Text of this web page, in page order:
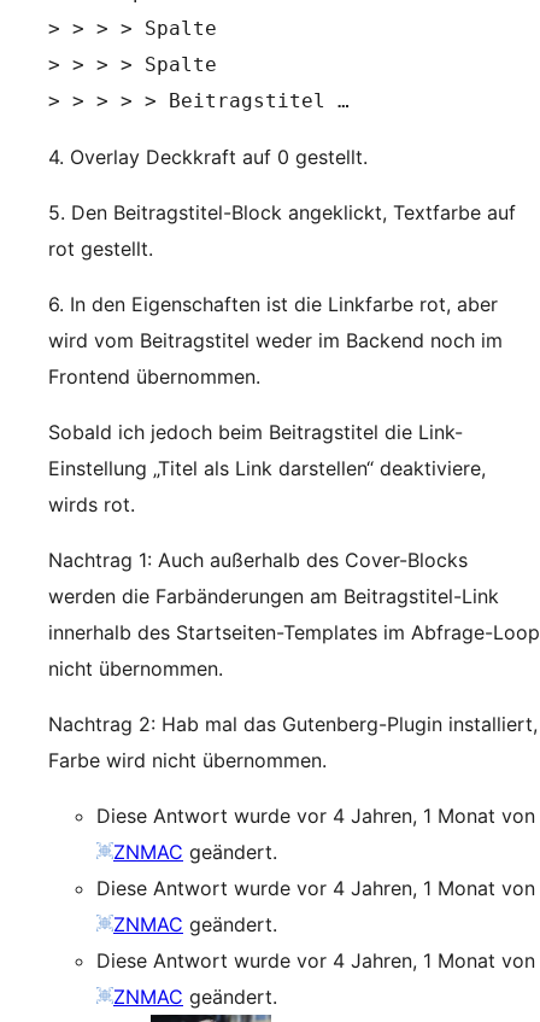
> > > > Spalte
> > > > Spalte
> > > > > Beitragstitel …
4. Overlay Deckkraft auf 0 gestellt.
5. Den Beitragstitel-Block angeklickt, Textfarbe auf
rot gestellt.
6. In den Eigenschaften ist die Linkfarbe rot, aber
wird vom Beitragstitel weder im Backend noch im
Frontend übernommen.
Sobald ich jedoch beim Beitragstitel die Link-
Einstellung „Titel als Link darstellen“ deaktiviere,
wirds rot.
Nachtrag 1: Auch außerhalb des Cover-Blocks
werden die Farbänderungen am Beitragstitel-Link
innerhalb des Startseiten-Templates im Abfrage-Loop
nicht übernommen.
Nachtrag 2: Hab mal das Gutenberg-Plugin installiert,
Farbe wird nicht übernommen.
Diese Antwort wurde vor 4 Jahren, 1 Monat von
ZNMAC geändert.
Diese Antwort wurde vor 4 Jahren, 1 Monat von
ZNMAC geändert.
Diese Antwort wurde vor 4 Jahren, 1 Monat von
ZNMAC geändert.